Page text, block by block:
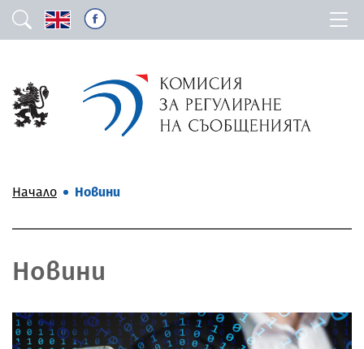
Начало Новини
Новини